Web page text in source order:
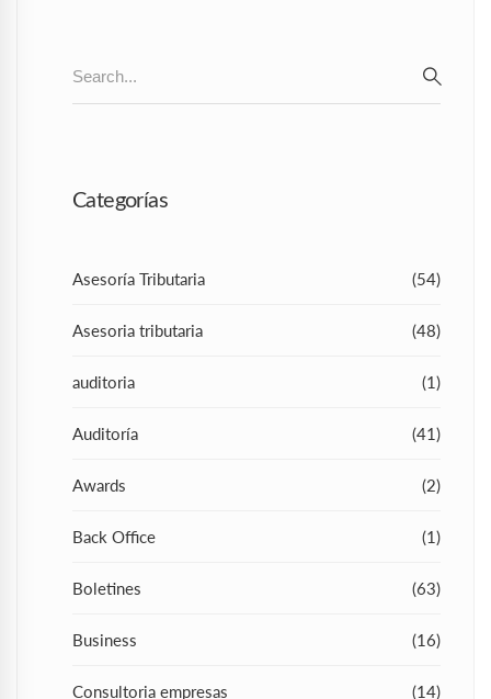
for:
Categorías
Asesoría Tributaria (54)
Asesoria tributaria (48)
auditoria (1)
Auditoría (41)
Awards (2)
Back Office (1)
Boletines (63)
Business (16)
Consultoria empresas (14)